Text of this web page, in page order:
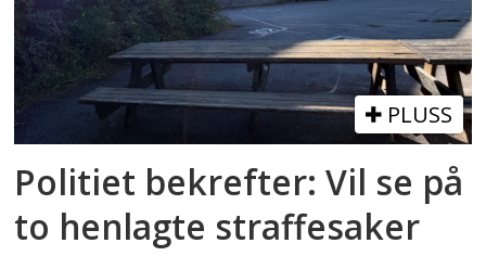
PLUSS
Politiet bekrefter: Vil se på
to henlagte straffesaker